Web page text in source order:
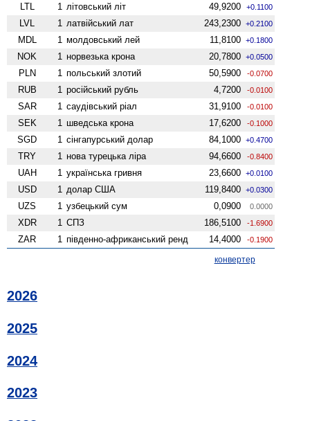
LTL 1 літовський літ 49,9200 +0.1100
LVL 1 латвійський лат 243,2300 +0.2100
MDL 1 молдовський лей 11,8100 +0.1800
NOK 1 норвезька крона 20,7800 +0.0500
PLN 1 польський злотий 50,5900 -0.0700
RUB 1 російський рубль 4,7200 -0.0100
SAR 1 саудівський ріал 31,9100 -0.0100
SEK 1 шведська крона 17,6200 -0.1000
SGD 1 сінгапурський долар 84,1000 +0.4700
TRY 1 нова турецька ліра 94,6600 -0.8400
UAH 1 українська гривня 23,6600 +0.0100
USD 1 долар США 119,8400 +0.0300
UZS 1 узбецький сум 0,0900 0.0000
XDR 1 СПЗ 186,5100 -1.6900
ZAR 1 південно-африканський ренд 14,4000 -0.1900
конвертер
2026
2025
2024
2023